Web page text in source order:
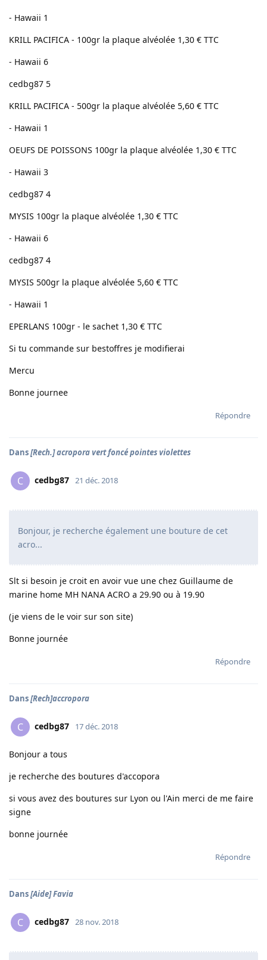
- Hawaii 1
KRILL PACIFICA - 100gr la plaque alvéolée 1,30 € TTC
- Hawaii 6
cedbg87 5
KRILL PACIFICA - 500gr la plaque alvéolée 5,60 € TTC
- Hawaii 1
OEUFS DE POISSONS 100gr la plaque alvéolée 1,30 € TTC
- Hawaii 3
cedbg87 4
MYSIS 100gr la plaque alvéolée 1,30 € TTC
- Hawaii 6
cedbg87 4
MYSIS 500gr la plaque alvéolée 5,60 € TTC
- Hawaii 1
EPERLANS 100gr - le sachet 1,30 € TTC
Si tu commande sur bestoffres je modifierai
Mercu
Bonne journee
Répondre
Dans[Rech.] acropora vert foncé pointes violettes
C cedbg87 21 déc. 2018
Bonjour, je recherche également une bouture de cet
acro...
Slt si besoin je croit en avoir vue une chez Guillaume de
marine home MH NANA ACRO a 29.90 ou à 19.90
(je viens de le voir sur son site)
Bonne journée
Répondre
Dans[Rech]accropora
C cedbg87 17 déc. 2018
Bonjour a tous
je recherche des boutures d'accopora
si vous avez des boutures sur Lyon ou l'Ain merci de me faire
signe
bonne journée
Répondre
Dans[Aide] Favia
C cedbg87 28 nov. 2018